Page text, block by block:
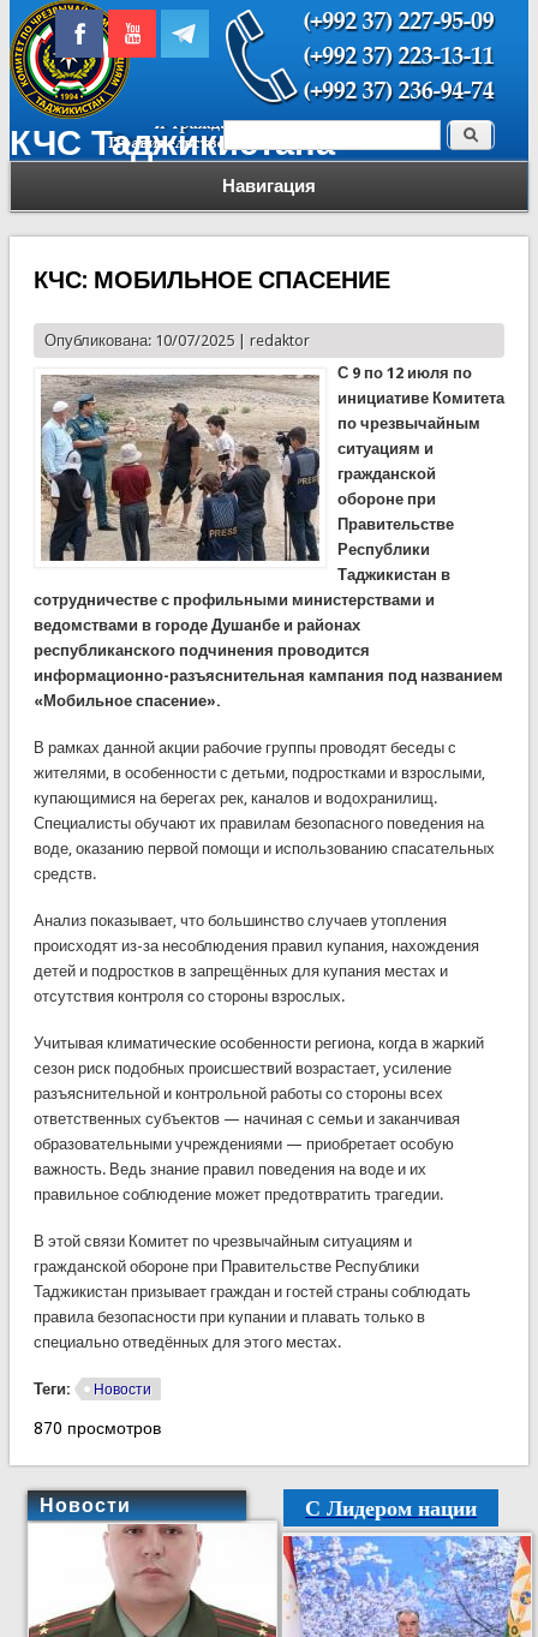
КЧС Таджикистана
Навигация
Форма поиска Поиск
КЧС: МОБИЛЬНОЕ СПАСЕНИЕ
Опубликована: 10/07/2025 | redaktor
С 9 по 12 июля по
инициативе Комитета
по чрезвычайным
ситуациям и
гражданской
обороне при
Правительстве
Республики
Таджикистан в
сотрудничестве с профильными министерствами и
ведомствами в городе Душанбе и районах
республиканского подчинения проводится
информационно-разъяснительная кампания под названием
«Мобильное спасение».
В рамках данной акции рабочие группы проводят беседы с
жителями, в особенности с детьми, подростками и взрослыми,
купающимися на берегах рек, каналов и водохранилищ.
Специалисты обучают их правилам безопасного поведения на
воде, оказанию первой помощи и использованию спасательных
средств.
Анализ показывает, что большинство случаев утопления
происходят из-за несоблюдения правил купания, нахождения
детей и подростков в запрещённых для купания местах и
отсутствия контроля со стороны взрослых.
Учитывая климатические особенности региона, когда в жаркий
сезон риск подобных происшествий возрастает, усиление
разъяснительной и контрольной работы со стороны всех
ответственных субъектов — начиная с семьи и заканчивая
образовательными учреждениями — приобретает особую
важность. Ведь знание правил поведения на воде и их
правильное соблюдение может предотвратить трагедии.
В этой связи Комитет по чрезвычайным ситуациям и
гражданской обороне при Правительстве Республики
Таджикистан призывает граждан и гостей страны соблюдать
правила безопасности при купании и плавать только в
специально отведённых для этого местах.
Теги: Новости
870 просмотров
Новости С Лидером нации